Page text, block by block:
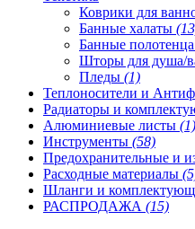
Коврики для
Банные халаты
Банные полотенца
Шторы для душа/
Пледы (1)
Теплоносители и
Радиаторы и
Алюминиевые листы (1)
Инструменты (58)
Предохранительные и
Расходные материалы
Шланги и
РАСПРОДАЖА (15)